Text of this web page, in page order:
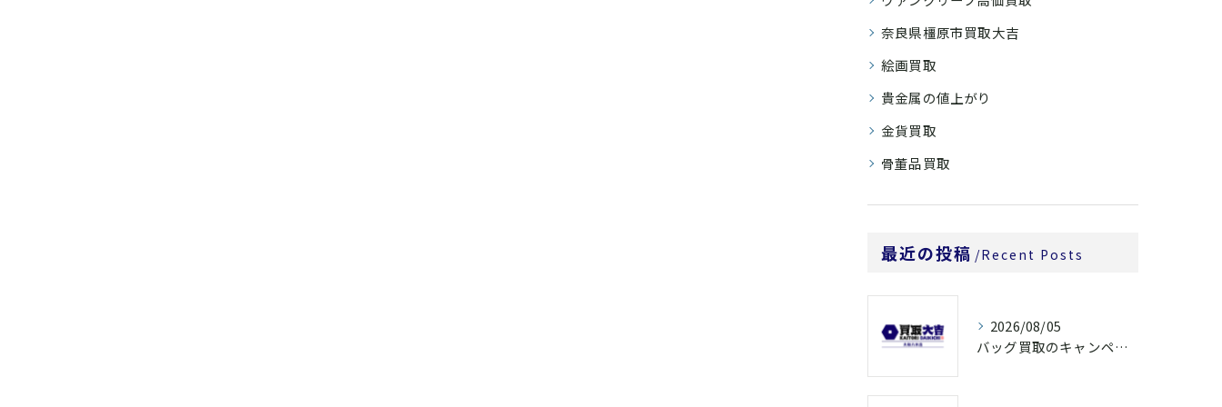
奈良県橿原市買取大吉
絵画買取
貴金属の値上がり
金貨買取
骨董品買取
最近の投稿 Recent Posts
2026/08/05
バッグ買取のキャンペーンで奈良県橿原市でお得に売るための条件と注意点徹底ガイド